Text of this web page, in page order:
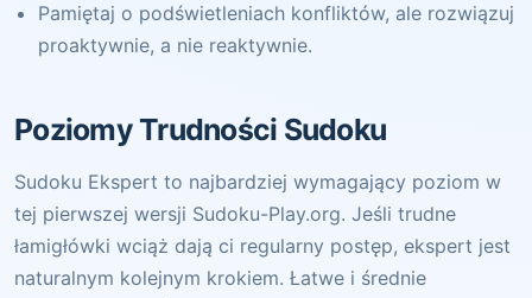
Pamiętaj o podświetleniach konfliktów, ale rozwiązuj
proaktywnie, a nie reaktywnie.
Poziomy Trudności Sudoku
Sudoku Ekspert to najbardziej wymagający poziom w
tej pierwszej wersji Sudoku-Play.org. Jeśli trudne
łamigłówki wciąż dają ci regularny postęp, ekspert jest
naturalnym kolejnym krokiem. Łatwe i średnie